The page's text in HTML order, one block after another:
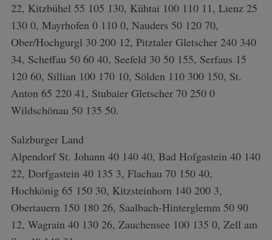
22, Kitzbühel 55 105 130, Kühtai 100 110 11, Lienz 25
130 0, Mayrhofen 0 110 0, Nauders 50 120 70,
Ober/Hochgurgl 30 200 12, Pitztaler Gletscher 240 340
34, Scheffau 50 60 40, Seefeld 30 50 155, Serfaus 15
120 60, Sillian 100 170 10, Sölden 110 300 150, St.
Anton 65 220 41, Stubaier Gletscher 70 250 0
Wildschönau 50 135 50.
Salzburger Land
Alpendorf St. Johann 40 140 40, Bad Hofgastein 40 140
22, Dorfgastein 40 135 3, Flachau 70 150 40,
Hochkönig 65 150 30, Kitzsteinhorn 140 200 3,
Obertauern 150 180 26, Saalbach-Hinterglemm 50 90
12, Wagrain 40 130 26, Zauchensee 100 135 0, Zell am